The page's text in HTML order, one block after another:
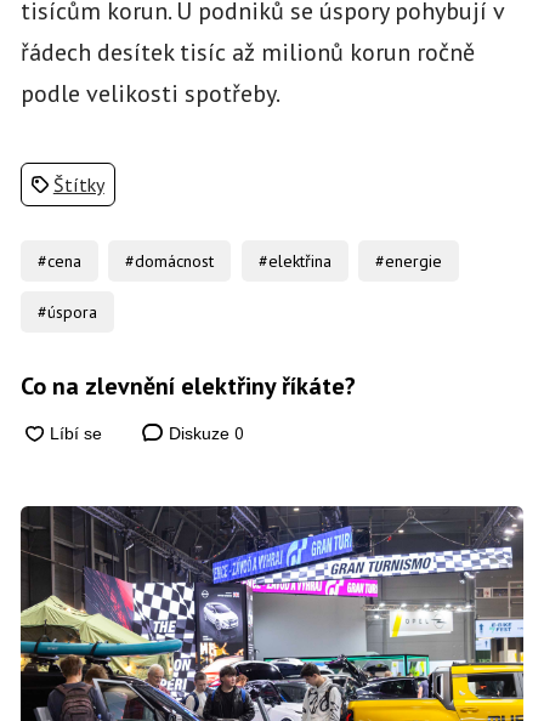
tisícům korun. U podniků se úspory pohybují v
řádech desítek tisíc až milionů korun ročně
podle velikosti spotřeby.
Štítky
#cena #domácnost #elektřina #energie
#úspora
Co na zlevnění elektřiny říkáte?
Diskuze 0